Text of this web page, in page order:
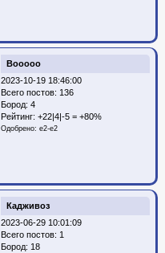
Booooo
2023-10-19 18:46:00
Всего постов: 136
Бород: 4
Рейтинг: +22|4|-5 = +80%
Одобрено: e2-e2
Кадживоз
2023-06-29 10:01:09
Всего постов: 1
Бород: 18